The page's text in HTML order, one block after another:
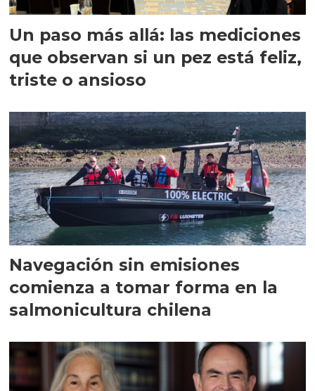
Un paso más allá: las mediciones
que observan si un pez está feliz,
triste o ansioso
Navegación sin emisiones
comienza a tomar forma en la
salmonicultura chilena